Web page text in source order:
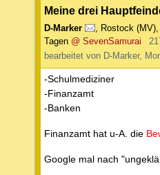
Meine drei
D-Marker , Rostock (MV),
Tagen @ SevenSamurai
bearbeitet von D-Marker,
-Schulmediziner
-Finanzamt
-Banken
Finanzamt hat u-A. die
Google mal nach